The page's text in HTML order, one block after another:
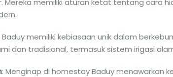
Mereka memiliki aturan ketat tentang cara
Baduy memiliki kebiasaan unik dalam
dan tradisional, termasuk sistem irigasi
: Menginap di homestay Baduy menawarkan